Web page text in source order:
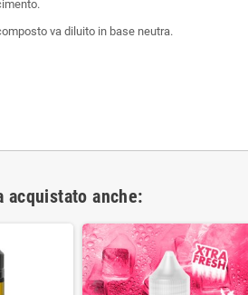
va diluito in base neutra.
acquistato anche: